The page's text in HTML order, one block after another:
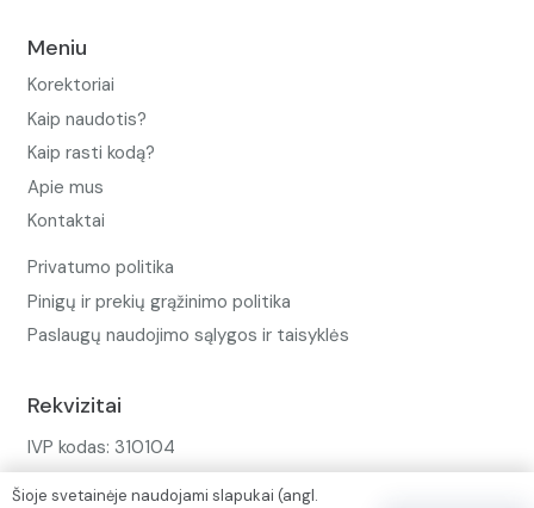
Meniu
Korektoriai
Kaip naudotis?
Kaip rasti kodą?
Apie mus
Kontaktai
Privatumo politika
Pinigų ir prekių grąžinimo politika
Paslaugų naudojimo sąlygos ir taisyklės
Rekvizitai
IVP kodas: 310104
Šioje svetainėje naudojami slapukai (angl.